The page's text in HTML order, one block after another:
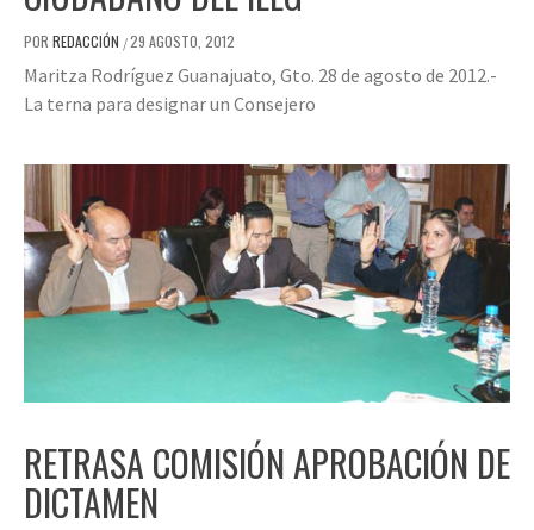
POR REDACCIÓN /29 AGOSTO, 2012
Maritza Rodríguez Guanajuato, Gto. 28 de agosto de 2012.-
La terna para designar un Consejero
RETRASA COMISIÓN APROBACIÓN DE
DICTAMEN